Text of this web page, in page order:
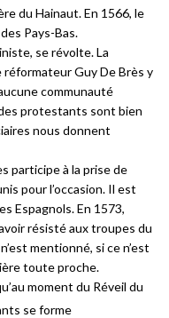
du Hainaut. En 1566, le
Pays-Bas.
se révolte. La
Guy De Brès y
communauté
protestants sont bien
nous donnent
participe à la prise de
pour l’occasion. Il est
Espagnols. En 1573,
résisté aux troupes du
mentionné, si ce n’est
toute proche.
moment du Réveil du
se forme